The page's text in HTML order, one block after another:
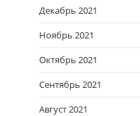
Декабрь 2021
Ноябрь 2021
Октябрь 2021
Сентябрь 2021
Август 2021